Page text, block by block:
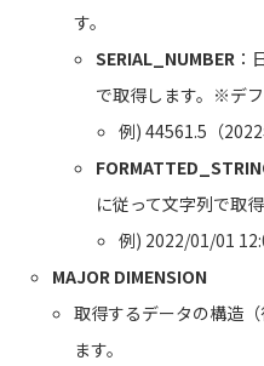
す。
SERIAL_NUMBER ：
で取得します。※デ
例) 44561.5（2022
に従って文字列で取得
例) 2022/01/01
MAJOR DIMENSION
取得するデータの構造
ます。